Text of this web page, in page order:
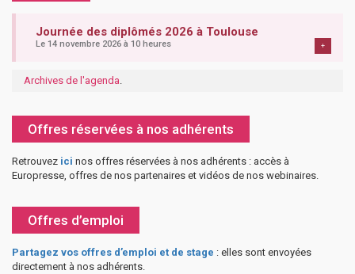
Journée des diplômés 2026 à Toulouse
Le 14 novembre 2026 à 10 heures +
Archives de l'agenda.
Offres réservées à nos adhérents
Retrouvez ici nos offres réservées à nos adhérents : accès à
Europresse, offres de nos partenaires et vidéos de nos webinaires.
Offres d’emploi
Partagez vos offres d’emploi et de stage : elles sont envoyées
directement à nos adhérents.